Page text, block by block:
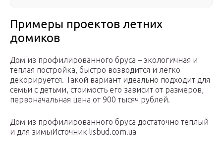
Примеры проектов летних
домиков
Дом из профилированного бруса – экологичная и
теплая постройка, быстро возводится и легко
декорируется. Такой вариант идеально подходит для
семьи с детьми, стоимость его зависит от размеров,
первоначальная цена от 900 тысяч рублей.
Дом из профилированного бруса достаточно теплый
и для зимыИсточник lisbud.com.ua